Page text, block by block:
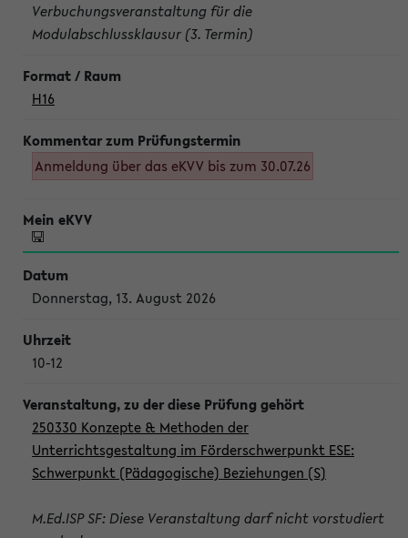
Verbuchungsveranstaltung für die
Modulabschlussklausur (3. Termin)
H16
Anmeldung über das eKVV bis zum 30.07.26
Donnerstag, 13. August 2026
10-12
250330 Konzepte & Methoden der
Unterrichtsgestaltung im Förderschwerpunkt ESE:
Schwerpunkt (Pädagogische) Beziehungen (S)
M.Ed.ISP SF: Diese Veranstaltung darf nicht vorstudiert